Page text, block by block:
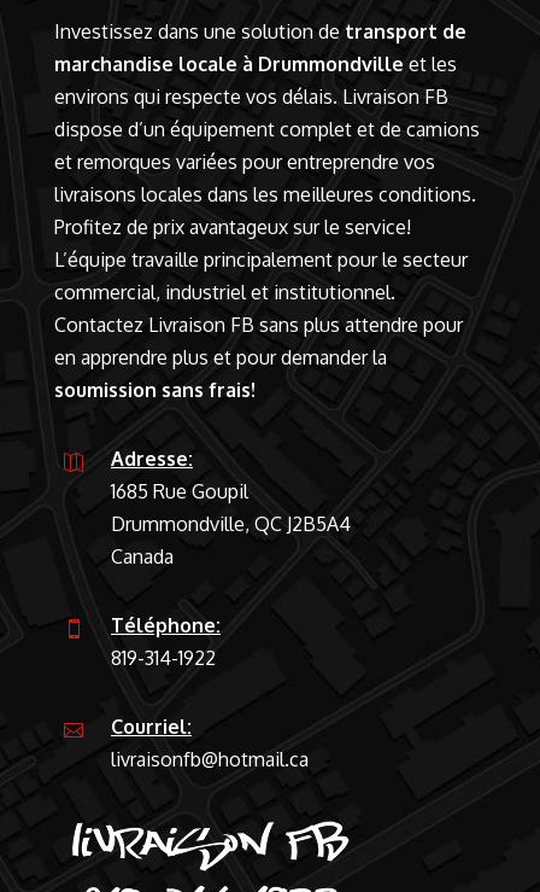
Investissez dans une solution de transport de
marchandise locale à Drummondville et les
environs qui respecte vos délais. Livraison FB
dispose d’un équipement complet et de camions
et remorques variées pour entreprendre vos
livraisons locales dans les meilleures conditions.
Profitez de prix avantageux sur le service!
L’équipe travaille principalement pour le secteur
commercial, industriel et institutionnel.
Contactez Livraison FB sans plus attendre pour
en apprendre plus et pour demander la
soumission sans frais!

Adresse:
1685 Rue Goupil
Drummondville, QC J2B5A4
Canada

Téléphone:
819-314-1922

Courriel:
livraisonfb@hotmail.ca